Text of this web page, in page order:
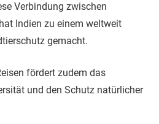
Verbindung zwischen
Indien zu einem weltweit
gemacht.
fördert zudem das
und den Schutz natürlicher